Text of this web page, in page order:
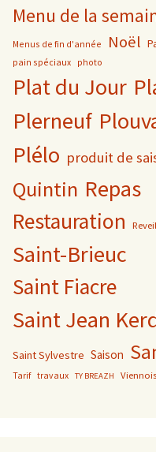
Menu de la
Menus de fin d'année Noël
pain spéciaux photo
Plat du Jour
Plerneuf
Plélo produit de
Quintin Repas
Restauration
Saint-Brieuc
Saint Fiacre
Saint Jean
Saint Sylvestre Saison
Tarif travaux TY BREAZH